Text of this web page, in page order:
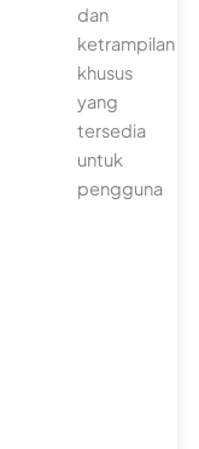
dan
ketrampilan
khusus
yang
tersedia
untuk
pengguna